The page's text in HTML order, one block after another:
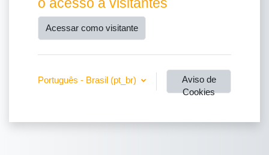
o acesso a visitantes
Acessar como visitante
Português - Brasil ‎(pt_br)‎
Aviso de
Cookies